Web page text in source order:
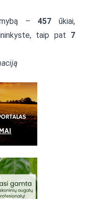
–457 ūkiai,
taip pat 7